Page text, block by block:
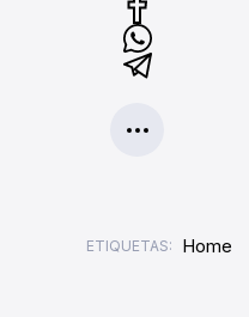
ETIQUETAS: Home